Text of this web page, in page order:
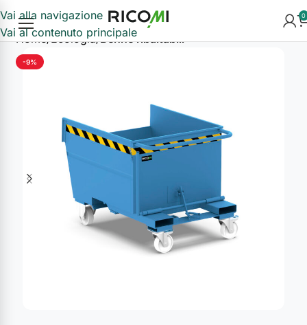
Vai alla navigazione
Vai al contenuto principale
0
Home Ecologia Benne ribaltabili
-9%